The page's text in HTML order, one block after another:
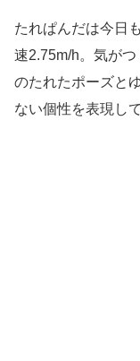
たれぱんだは今日
速2.75m/h。気が
のたれたポーズと
ない個性を表現し